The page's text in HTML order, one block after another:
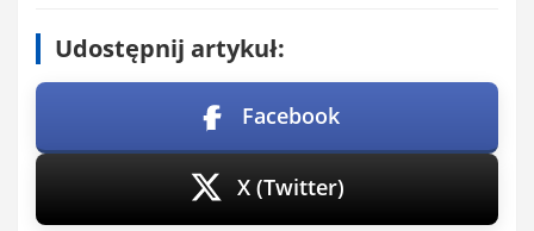
Udostępnij artykuł:
Facebook
X (Twitter)